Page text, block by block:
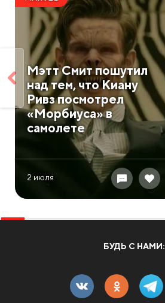
Мэтт Смит пошутил
над тем, что Киану
Ривз посмотрел
«Морбиуса» в
самолете
2 июля
БУДЬ С НАМИ: